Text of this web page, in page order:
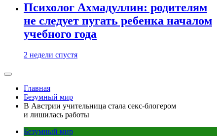
Психолог Ахмадуллин: родителям
не следует пугать ребенка началом
учебного года
2 недели спустя
Главная
Безумный мир
В Австрии учительница стала секс-блогером
и лишилась работы
Безумный мир